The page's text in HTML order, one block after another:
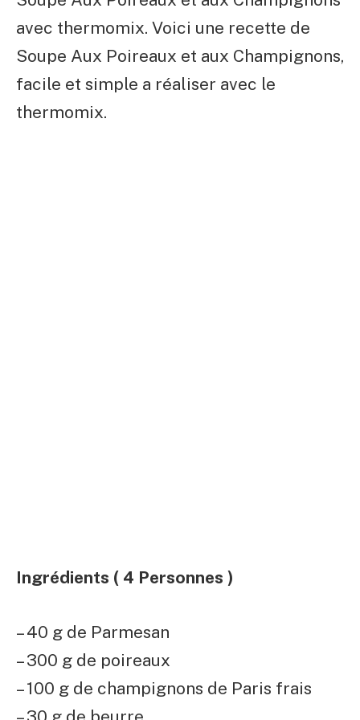
avec thermomix. Voici une recette de
Soupe Aux Poireaux et aux Champignons,
facile et simple a réaliser avec le
thermomix.
Ingrédients ( 4 Personnes )
– 40 g de Parmesan
– 300 g de poireaux
– 100 g de champignons de Paris frais